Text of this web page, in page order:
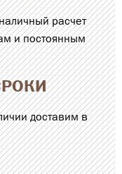
расчет
и постоянным
доставим в